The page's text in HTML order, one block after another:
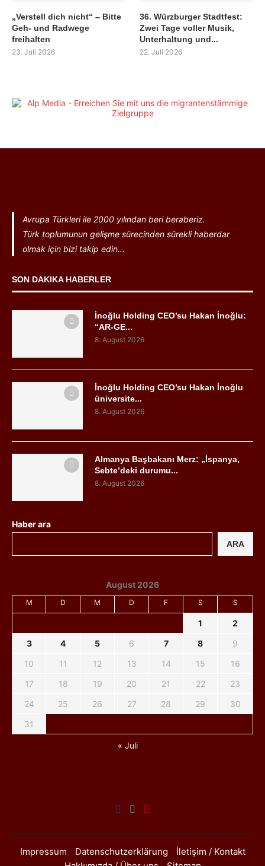
„Verstell dich nicht“ – Bitte
Geh- und Radwege
freihalten
23. Juli 2026
36. Würzburger Stadtfest:
Zwei Tage voller Musik,
Unterhaltung und...
22. Juli 2026
Avrupa Türkleri ile 2000 yılından beri beraberiz.
Türk toplumunun gelişme sürecinden sürekli haberdar
olmak için bizi takip edin...
SON DAKIKA HABERLER
İnoğlu Holding CEO’su Hakan İnoğlu:
“AR-GE...
8. August 2026
İnoğlu Holding CEO’su Hakan İnoğlu
üniversite...
8. August 2026
Almanya Başbakanı Merz: „İspanya,
Sebte’deki durumu...
8. August 2026
Haber ara
ARA
August 2026
M D M D F S S
1
2
3
4 5 6 7 8
9
10
11 12 13 14 15
16
17
18 19 20 21 22
23
24
25 26 27 28 29
30
31
« Juli
Impressum Datenschutzerklärung
İletişim / Kontakt